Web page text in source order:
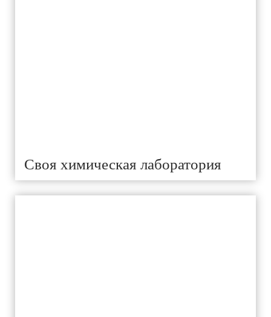
Своя химическая лаборатория